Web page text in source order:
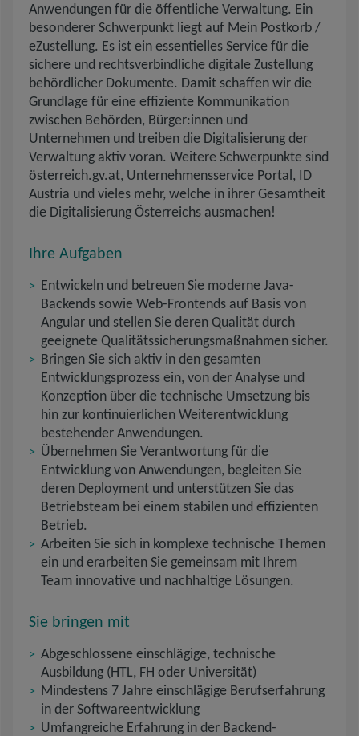
Anwendungen für die öffentliche Verwaltung. Ein
besonderer Schwerpunkt liegt auf Mein Postkorb /
eZustellung. Es ist ein essentielles Service für die
sichere und rechtsverbindliche digitale Zustellung
behördlicher Dokumente. Damit schaffen wir die
Grundlage für eine effiziente Kommunikation
zwischen Behörden, Bürger:innen und
Unternehmen und treiben die Digitalisierung der
Verwaltung aktiv voran. Weitere Schwerpunkte sind
österreich.gv.at, Unternehmensservice Portal, ID
Austria und vieles mehr, welche in ihrer Gesamtheit
die Digitalisierung Österreichs ausmachen!
Ihre Aufgaben
Entwickeln und betreuen Sie moderne Java-
Backends sowie Web-Frontends auf Basis von
Angular und stellen Sie deren Qualität durch
geeignete Qualitätssicherungsmaßnahmen sicher.
Bringen Sie sich aktiv in den gesamten
Entwicklungsprozess ein, von der Analyse und
Konzeption über die technische Umsetzung bis
hin zur kontinuierlichen Weiterentwicklung
bestehender Anwendungen.
Übernehmen Sie Verantwortung für die
Entwicklung von Anwendungen, begleiten Sie
deren Deployment und unterstützen Sie das
Betriebsteam bei einem stabilen und effizienten
Betrieb.
Arbeiten Sie sich in komplexe technische Themen
ein und erarbeiten Sie gemeinsam mit Ihrem
Team innovative und nachhaltige Lösungen.
Sie bringen mit
Abgeschlossene einschlägige, technische
Ausbildung (HTL, FH oder Universität)
Mindestens 7 Jahre einschlägige Berufserfahrung
in der Softwareentwicklung
Umfangreiche Erfahrung in der Backend-